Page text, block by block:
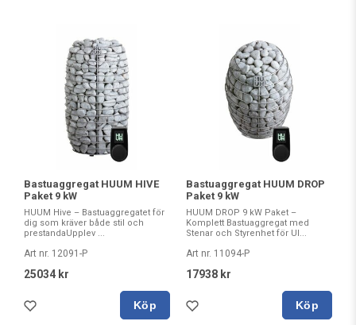
Bastuaggregat HUUM HIVE
Paket 9 kW
HUUM Hive – Bastuaggregatet för
dig som kräver både stil och
prestandaUpplev ...
Art nr. 12091-P
25034 kr
Köp
Bastuaggregat HUUM DROP
Paket 9 kW
HUUM DROP 9 kW Paket –
Komplett Bastuaggregat med
Stenar och Styrenhet för Ul...
Art nr. 11094-P
17938 kr
Köp